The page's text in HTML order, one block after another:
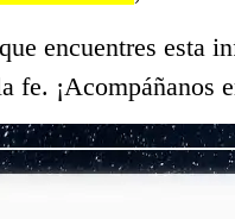
encuentres esta
fe. ¡Acompáñanos